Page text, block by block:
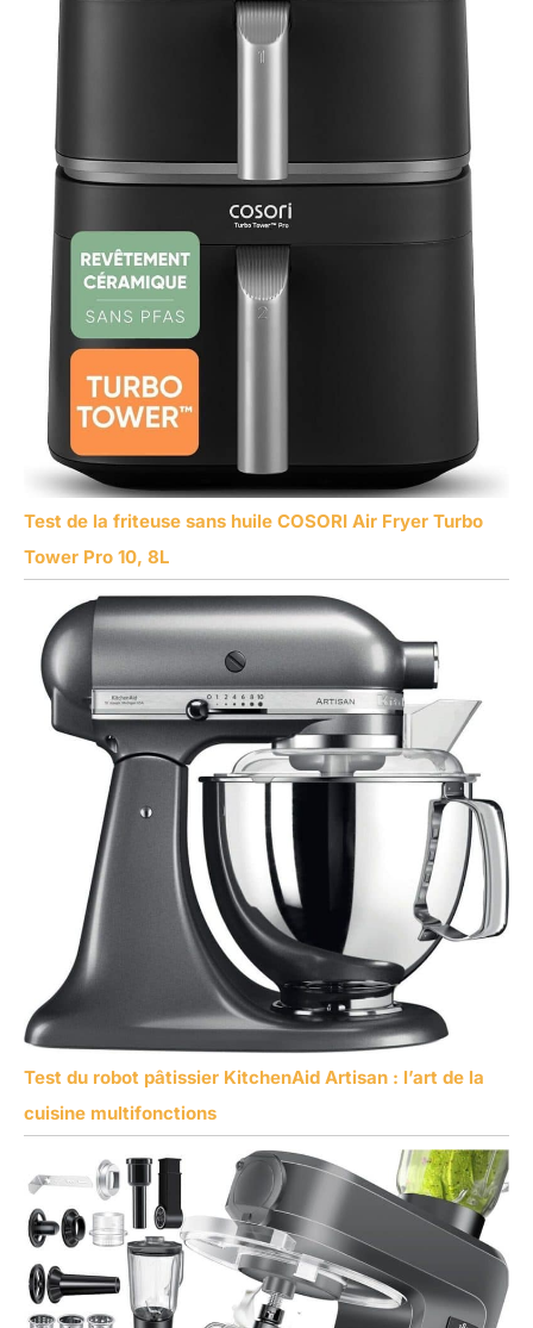
Test de la friteuse sans huile COSORI Air Fryer Turbo
Tower Pro 10, 8L
Test du robot pâtissier KitchenAid Artisan : l’art de la
cuisine multifonctions